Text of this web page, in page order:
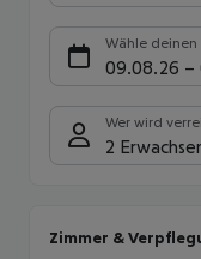
Wähle deinen
09.08.26 –
Wer wird
2
Zimmer &